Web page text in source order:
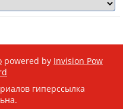
powered by Invision Pow
гиперссылка